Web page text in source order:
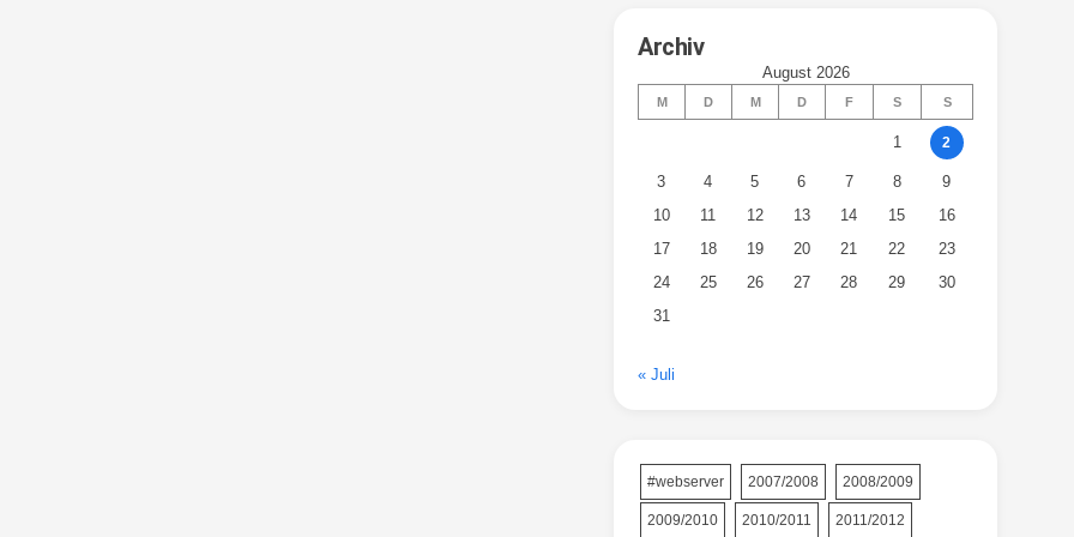
Archiv
August 2026
M D M D F S S
1 2
3 4 5 6 7 8
9
10
11 12 13 14 15
16
17
18 19 20 21 22
23
24
25 26 27 28 29
30
31
« Juli
#webserver 2007/2008 2008/2009
2009/2010 2010/2011 2011/2012